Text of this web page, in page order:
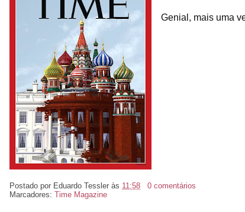
Genial, mais uma
Postado por Eduardo Tessler às 11:58
0 comentários
Marcadores: Time Magazine